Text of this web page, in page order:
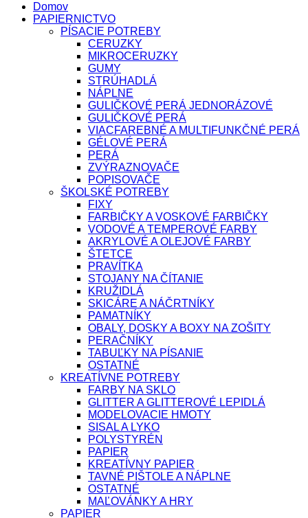
Domov
PAPIERNICTVO
PÍSACIE POTREBY
CERUZKY
MIKROCERUZKY
GUMY
STRÚHADLÁ
NÁPLNE
GULIČKOVÉ PERÁ JEDNORÁZOVÉ
GULIČKOVÉ PERÁ
VIACFAREBNÉ A MULTIFUNKČNÉ PERÁ
GÉLOVÉ PERÁ
PERÁ
ZVÝRAZNOVAČE
POPISOVAČE
ŠKOLSKÉ POTREBY
FIXY
FARBIČKY A VOSKOVÉ FARBIČKY
VODOVÉ A TEMPEROVÉ FARBY
AKRYLOVÉ A OLEJOVÉ FARBY
ŠTETCE
PRAVÍTKA
STOJANY NA ČÍTANIE
KRUŽIDLÁ
SKICÁRE A NÁČRTNÍKY
PAMATNÍKY
OBALY, DOSKY A BOXY NA ZOŠITY
PERAČNÍKY
TABUĽKY NA PÍSANIE
OSTATNÉ
KREATÍVNE POTREBY
FARBY NA SKLO
GLITTER A GLITTEROVÉ LEPIDLÁ
MODELOVACIE HMOTY
SISAL A LYKO
POLYSTYRÉN
PAPIER
KREATÍVNY PAPIER
TAVNÉ PIŠTOLE A NÁPLNE
OSTATNÉ
MAĽOVÁNKY A HRY
PAPIER